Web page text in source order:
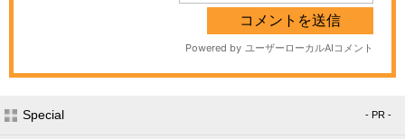
Special - PR -